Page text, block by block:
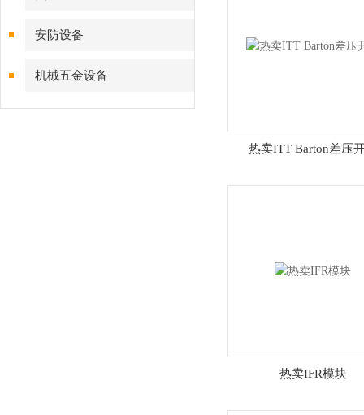
安防设备
机械五金设备
热卖ITT Barton差压
热卖IFR模块